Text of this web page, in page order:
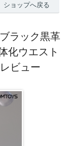
ショップへ戻る
ラック黒革
化ウエスト
ビュー